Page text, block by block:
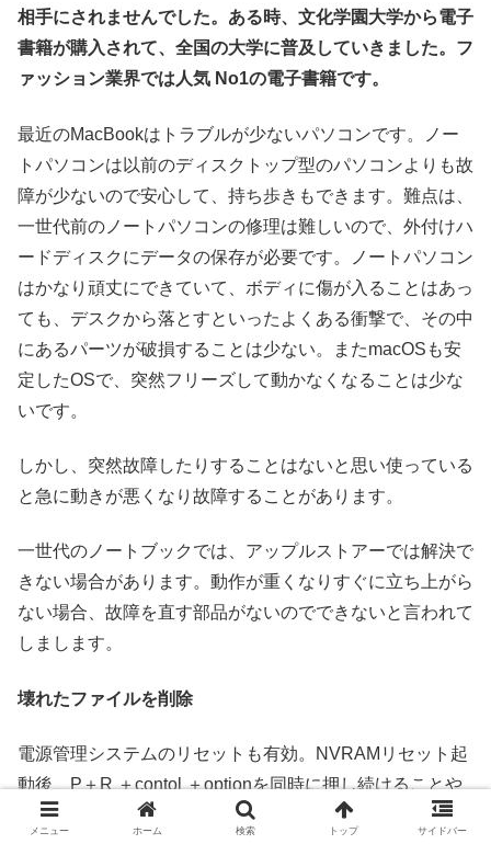
相手にされませんでした。ある時、文化学園大学から電子
書籍が購入されて、全国の大学に普及していきました。フ
ァッション業界では人気 No1の電子書籍です。
最近のMacBookはトラブルが少ないパソコンです。ノー
トパソコンは以前のディスクトップ型のパソコンよりも故
障が少ないので安心して、持ち歩きもできます。難点は、
一世代前のノートパソコンの修理は難しいので、外付けハ
ードディスクにデータの保存が必要です。ノートパソコン
はかなり頑丈にできていて、ボディに傷が入ることはあっ
ても、デスクから落とすといったよくある衝撃で、その中
にあるパーツが破損することは少ない。またmacOSも安
定したOSで、突然フリーズして動かなくなることは少な
いです。
しかし、突然故障したりすることはないと思い使っている
と急に動きが悪くなり故障することがあります。
一世代のノートブックでは、アップルストアーでは解決で
きない場合があります。動作が重くなりすぐに立ち上がら
ない場合、故障を直す部品がないのでできないと言われて
しまします。
壊れたファイルを削除
電源管理システムのリセットも有効。NVRAMリセット起
動後、P＋R ＋contol ＋optionを同時に押し続けることや
SMCリセットshift ＋control ＋option を押しつつ電源ボタ
メニュー ホーム 検索 トップ サイドバー